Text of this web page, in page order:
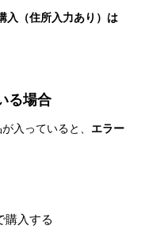
入（住所入力あり）は
る場合
入っていると、 エラー
購入する